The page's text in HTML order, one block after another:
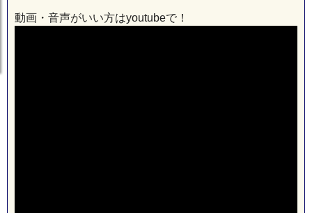
動画・音声がいい方はyoutubeで！